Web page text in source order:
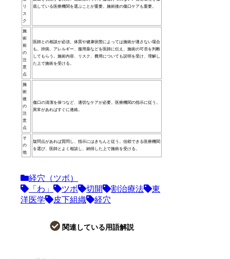
リ
ス
ク
底している医療機関を選ぶことが重要。施術後の傷口ケアも重要。
施
術
前
の
注
意
点
医師との相談が必須。体質や健康状態によっては施術が適さない場合
も。持病、アレルギー、服用薬などを医師に伝え、施術の可否を判断
してもらう。施術内容、リスク、費用についても説明を受け、理解し
た上で施術を受ける。
施
術
後
の
注
意
点
傷口の清潔を保つなど、適切なケアが必要。医療機関の指示に従う。
異常があればすぐに連絡。
そ
の
他
疑問点があれば質問し、指示にはきちんと従う。信頼できる医療機関
を選び、医師とよく相談し、納得した上で施術を受ける。
経穴（ツボ）
「わ」
ツボ 切開 割治療法
東
洋医学
皮下組織 経穴
関連している用語解説